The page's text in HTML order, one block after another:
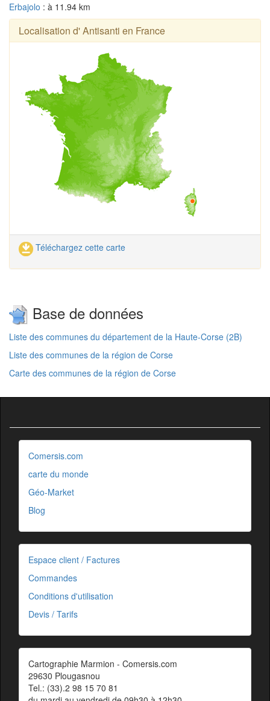
Erbajolo : à 11.94 km
Localisation d' Antisanti en France
Téléchargez cette carte
Base de données
Liste des communes du département de la Haute-Corse (2B)
Liste des communes de la région de Corse
Carte des communes de la région de Corse
Comersis.com
carte du monde
Géo-Market
Blog
Espace client / Factures
Commandes
Conditions d'utilisation
Devis / Tarifs
Cartographie Marmion - Comersis.com
29630 Plougasnou
Tel.: (33).2 98 15 70 81